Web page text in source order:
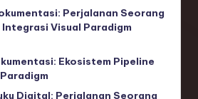
Perjalanan Seorang
Visual Paradigm
Ekosistem Pipeline
Digital: Perjalanan Seorang